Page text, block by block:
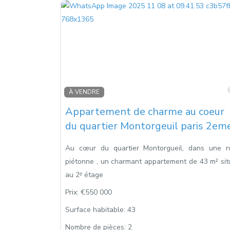
À VENDRE
Appartement de charme au coeur
du quartier Montorgeuil paris
Au cœur du quartier Montorgueil, dans une
piétonne , un charmant appartement de 43 m²
au 2ᵉ étage
Prix: €550 000
Surface habitable: 43
Nombre de pièces: 2